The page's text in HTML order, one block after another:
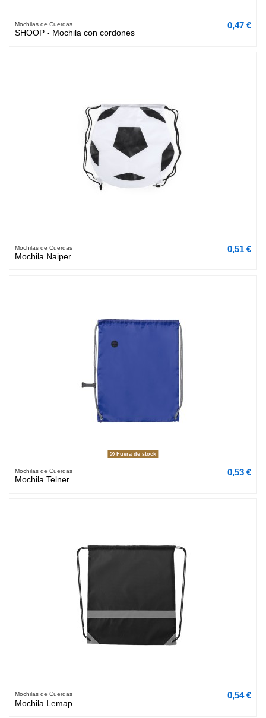
Mochilas de Cuerdas
SHOOP - Mochila con cordones
0,47 €
Mochilas de Cuerdas
Mochila Naiper
0,51 €
Fuera de stock
Mochilas de Cuerdas
Mochila Telner
0,53 €
Mochilas de Cuerdas
Mochila Lemap
0,54 €